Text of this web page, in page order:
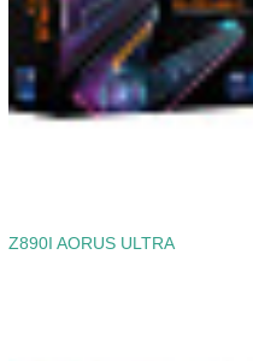
Z890I AORUS ULTRA